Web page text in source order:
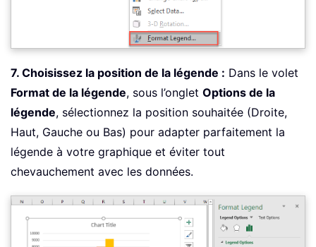
7. Choisissez la position de la légende : Dans le volet
Format de la légende, sous l’onglet Options de la
légende, sélectionnez la position souhaitée (Droite,
Haut, Gauche ou Bas) pour adapter parfaitement la
légende à votre graphique et éviter tout
chevauchement avec les données.